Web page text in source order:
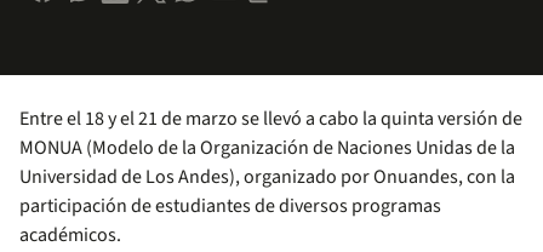
Entre el 18 y el 21 de marzo se llevó a cabo la quinta versión de
MONUA (Modelo de la Organización de Naciones Unidas de la
Universidad de Los Andes), organizado por Onuandes, con la
participación de estudiantes de diversos programas
académicos.